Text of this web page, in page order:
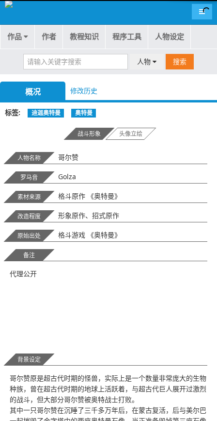
导航
作品 作者 教程知识 程序工具 人物设定
人物 搜索
概况 修改历史
标签 迪迦奥特曼 奥特曼
战斗形象 头像立绘
人物名称 哥尔赞
罗马音 Golza
素材来源 格斗原作 《奥特曼》
改造程度 形象原作、招式原作
原始出处 格斗游戏 《奥特曼》
备注
代理公开
背景设定
哥尔赞原是超古代时期的怪兽，实际上是一个数量非常庞大的生物
种族，曾在超古代时期的地球上活跃着，与超古代巨人展开过激烈
的战斗，但大部分哥尔赞被奥特战士打败。
其中一只哥尔赞在沉睡了三千多万年后，在蒙古复活，后与美尔巴